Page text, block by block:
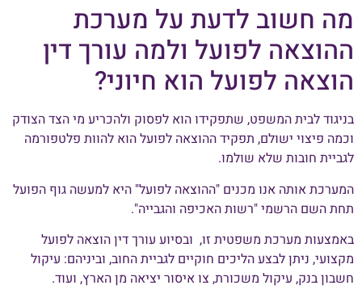
מה חשוב לדעת על מערכת
ההוצאה לפועל ולמה עורך דין
הוצאה לפועל הוא חיוני?
בניגוד לבית המשפט, שתפקידו הוא לפסוק ולהכריע מי הצד הצודק
וכמה פיצוי ישולם, תפקיד ההוצאה לפועל הוא להוות פלטפורמה
לגביית חובות שלא שולמו.
המערכת אותה אנו מכנים "ההוצאה לפועל" היא למעשה גוף הפועל
תחת השם הרשמי "רשות האכיפה והגבייה".
באמצעות מערכת משפטית זו, ובסיוע עורך דין הוצאה לפועל
מקצועי, ניתן לבצע הליכים חוקיים לגביית החוב, וביניהם: עיקול
חשבון בנק, עיקול משכורת, צו איסור יציאה מן הארץ, ועוד.